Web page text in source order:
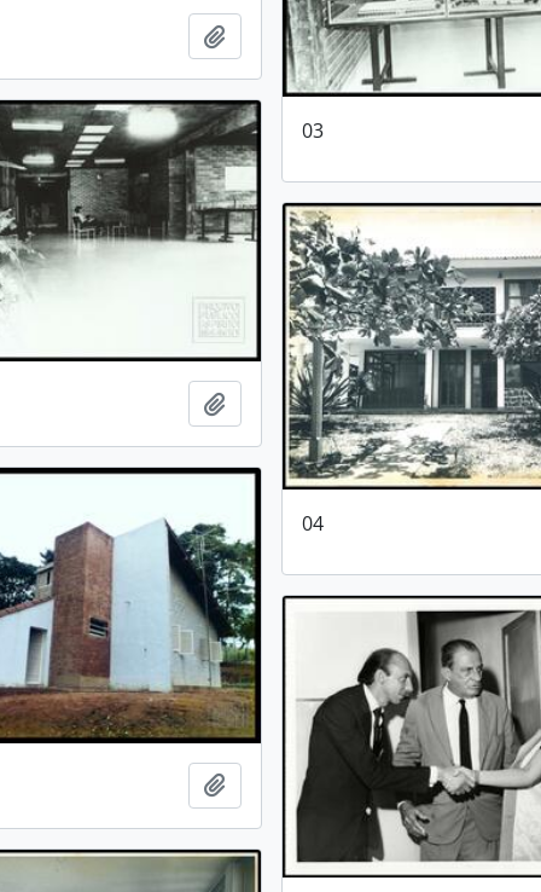
Adicionar a área de transferência
03
Adicionar a área de transferência
04
Adicionar a área de transferência